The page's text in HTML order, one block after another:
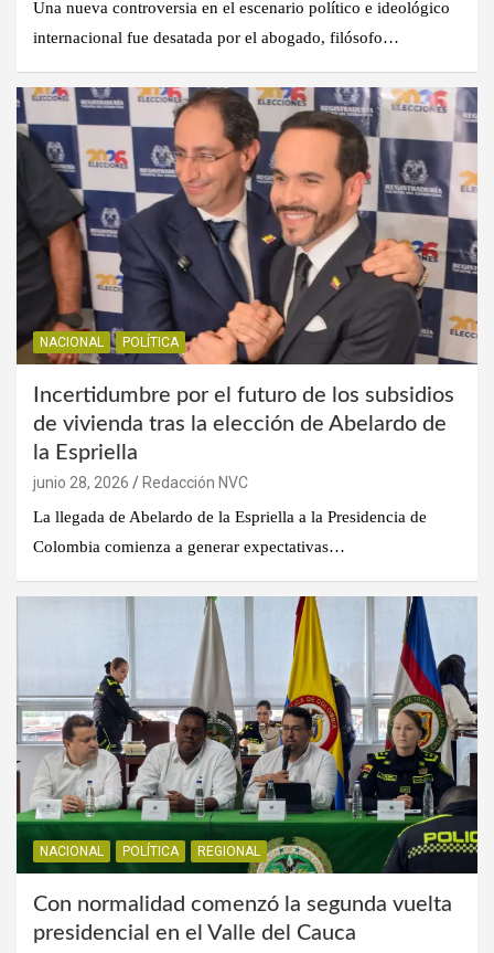
Una nueva controversia en el escenario político e ideológico
internacional fue desatada por el abogado, filósofo…
NACIONAL POLÍTICA
Incertidumbre por el futuro de los subsidios
de vivienda tras la elección de Abelardo de
la Espriella
junio 28, 2026
Redacción NVC
La llegada de Abelardo de la Espriella a la Presidencia de
Colombia comienza a generar expectativas…
NACIONAL POLÍTICA REGIONAL
Con normalidad comenzó la segunda vuelta
presidencial en el Valle del Cauca